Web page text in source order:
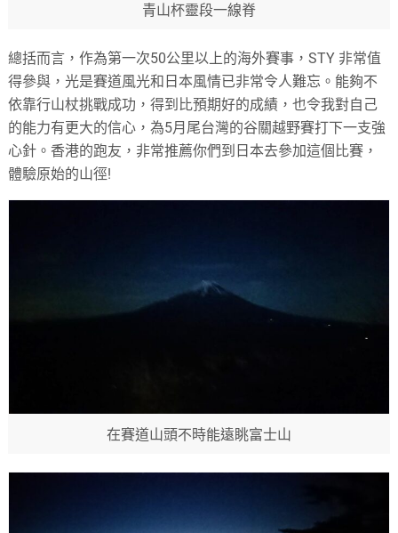
青山杯靈段一線脊
總括而言，作為第一次50公里以上的海外賽事，STY 非常值
得參與，光是賽道風光和日本風情已非常令人難忘。能夠不
依靠行山杖挑戰成功，得到比預期好的成績，也令我對自己
的能力有更大的信心，為5月尾台灣的谷關越野賽打下一支強
心針。香港的跑友，非常推薦你們到日本去參加這個比賽，
體驗原始的山徑!
在賽道山頭不時能遠眺富士山